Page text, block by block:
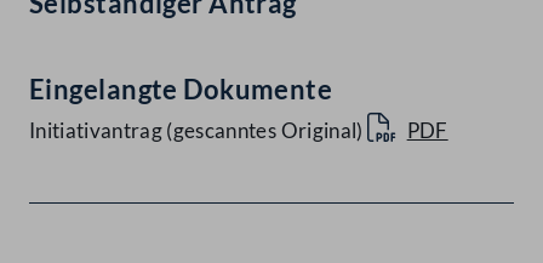
Eingelangte Dokumente
Initiativantrag (gescanntes Original) PDF